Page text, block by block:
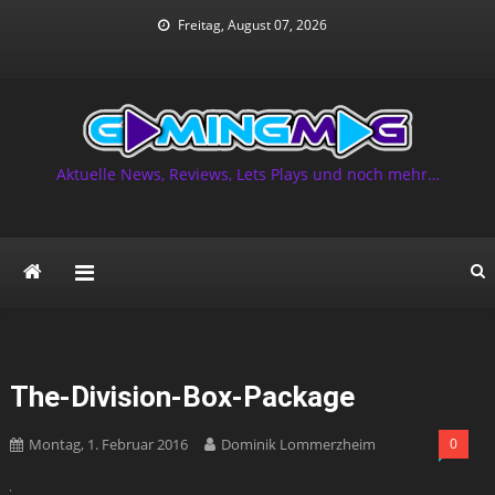
Freitag, August 07, 2026
Aktuelle News, Reviews, Lets Plays und noch mehr…
The-Division-Box-Package
Montag, 1. Februar 2016 Dominik Lommerzheim 0